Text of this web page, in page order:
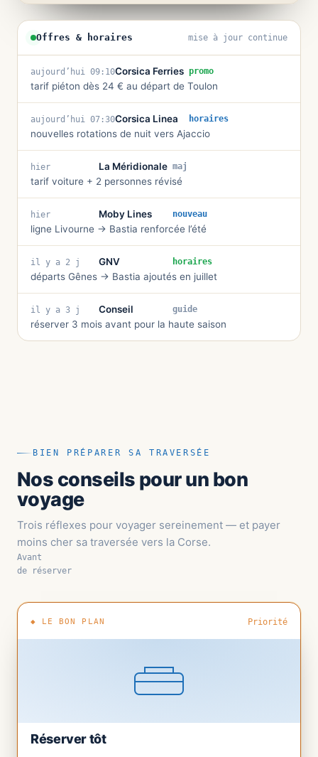
Offres & horaires mise à jour continue
aujourd’hui 09:10Corsica Ferries
tarif piéton dès 24 € au départ de Toulon
promo
aujourd’hui 07:30Corsica Linea
nouvelles rotations de nuit vers Ajaccio
horaires
hier
La Méridionale
tarif voiture + 2 personnes révisé
maj
hier
Moby Lines
ligne Livourne → Bastia renforcée l’été
nouveau
il y a 2 j
GNV
départs Gênes → Bastia ajoutés en juillet
horaires
il y a 3 j
Conseil
réserver 3 mois avant pour la haute saison
guide
BIEN PRÉPARER SA TRAVERSÉE
Nos conseils pour un bon
voyage
Trois réflexes pour voyager sereinement — et payer
moins cher sa traversée vers la Corse.
Avant
de réserver
◆ LE BON PLAN Priorité
Réserver tôt